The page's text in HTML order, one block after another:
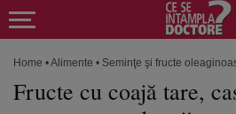
Home •Alimente • Seminţe şi fructe
Fructe cu coajă tare,